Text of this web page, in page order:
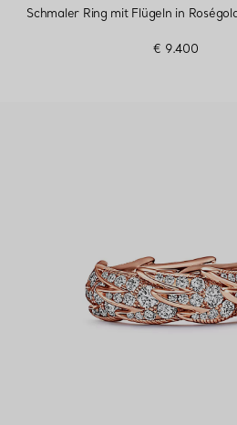
Schmaler Ring mit Flügeln in
€ 9.400